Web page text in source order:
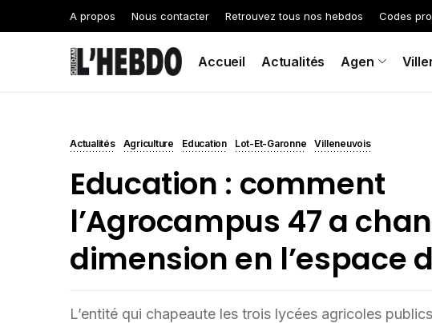
A propos Nous contacter Retrouvez tous nos hebdos Codes
Accueil Actualités Agen
Actualités Agriculture Education Lot-Et-Garonne Villeneuvois
Education : comment
l’Agrocampus 47 a
dimension en l’espace
L’entité qui chapeaute les trois lycées agricoles